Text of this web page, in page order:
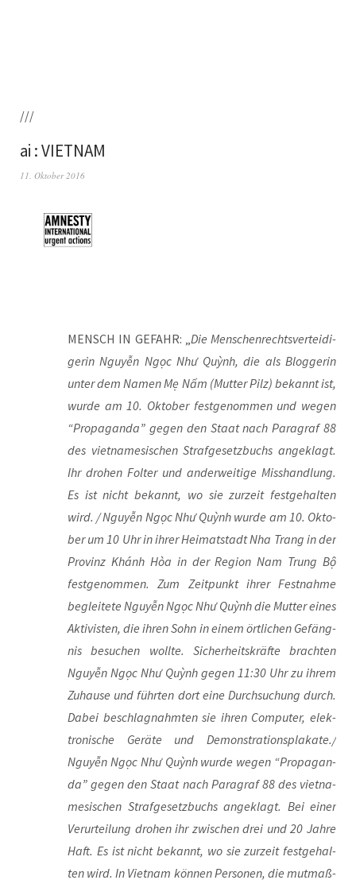
///
ai : VIETNAM
11. Oktober 2016
MENSCH IN GEFAHR: „ Die Men­schen­rechts­ver­tei­di­
ge­rin Nguyễn Ngọc Như Quỳnh, die als Blog­ge­rin
unter dem Namen Mẹ Nấm (Mut­ter Pilz) bekannt ist,
wur­de am 10. Okto­ber fest­ge­nom­men und wegen
“Pro­pa­gan­da” gegen den Staat nach Para­graf 88
des viet­na­me­si­schen Straf­ge­setz­buchs ange­klagt.
Ihr dro­hen Fol­ter und ander­wei­ti­ge Miss­hand­lung.
Es ist nicht bekannt, wo sie zur­zeit fest­ge­hal­ten
wird. / Nguyễn Ngọc Như Quỳnh wur­de am 10. Okto­
ber um 10 Uhr in ihrer Hei­mat­stadt Nha Trang in der
Pro­vinz Khánh Hòa in der Regi­on Nam Trung Bộ
fest­ge­nom­men. Zum Zeit­punkt ihrer Fest­nah­me
beglei­te­te Nguyễn Ngọc Như Quỳnh die Mut­ter eines
Akti­vis­ten, die ihren Sohn in einem ört­li­chen Gefäng­
nis besu­chen woll­te. Sicher­heits­kräf­te brach­ten
Nguyễn Ngọc Như Quỳnh gegen 11:30 Uhr zu ihrem
Zuhau­se und führ­ten dort eine Durch­su­chung durch.
Dabei beschlag­nahm­ten sie ihren Com­pu­ter, elek­
tro­ni­sche Gerä­te und Demonstrationsplakate./
Nguyễn Ngọc Như Quỳnh wur­de wegen “Pro­pa­gan­
da” gegen den Staat nach Para­graf 88 des viet­na­
me­si­schen Straf­ge­setz­buchs ange­klagt. Bei einer
Ver­ur­tei­lung dro­hen ihr zwi­schen drei und 20 Jah­re
Haft. Es ist nicht bekannt, wo sie zur­zeit fest­ge­hal­
ten wird. In Viet­nam kön­nen Per­so­nen, die mut­maß­